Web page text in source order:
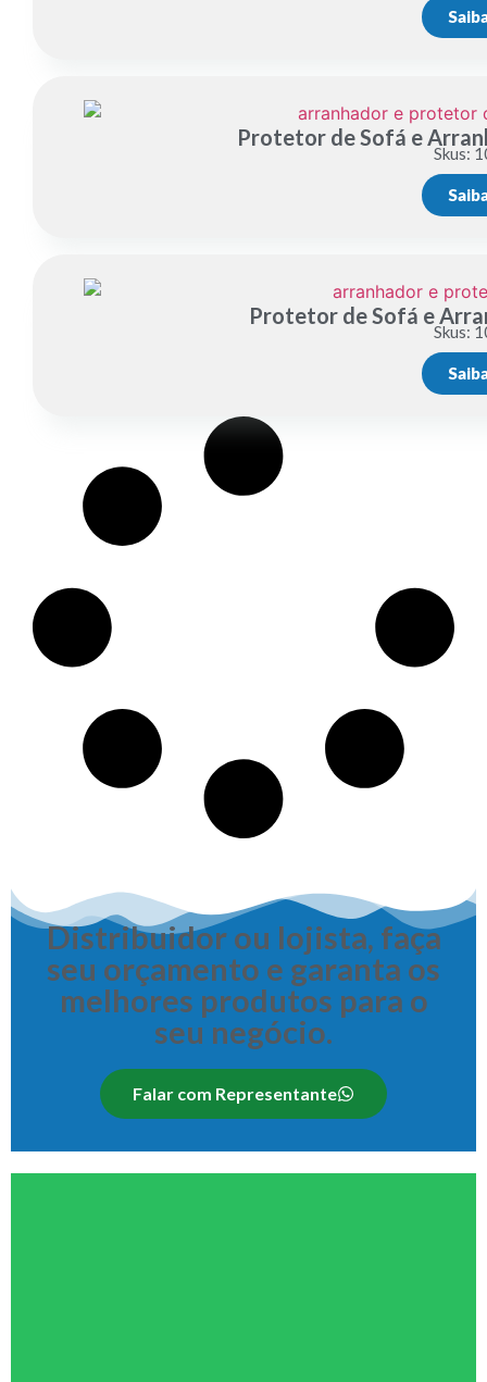
Protetor de Sofá e
Skus:
Protetor de Sofá e
Skus:
Distribuidor ou lojista, faça
seu orçamento e garanta os
melhores produtos para o
seu negócio.
Falar com Representante